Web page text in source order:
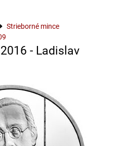
Strieborné mince
- Ladislav